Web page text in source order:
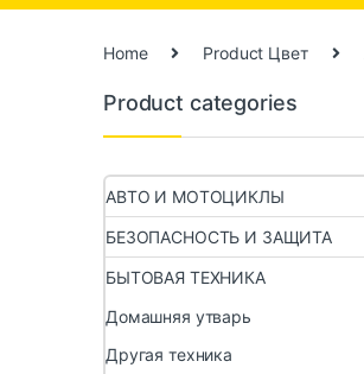
Home Product Цвет
Product categories
АВТО И МОТОЦИКЛЫ
БЕЗОПАСНОСТЬ И ЗАЩИТА
БЫТОВАЯ ТЕХНИКА
Домашняя утварь
Другая техника